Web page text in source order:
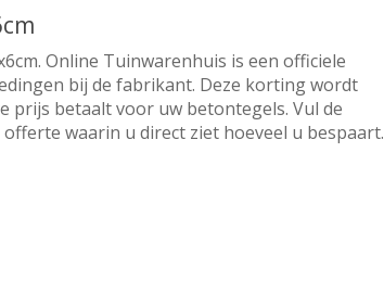
Online Tuinwarenhuis is een officiele
bij de fabrikant. Deze korting wordt
prijs betaalt voor uw betontegels. Vul de
waarin u direct ziet hoeveel u bespaart.